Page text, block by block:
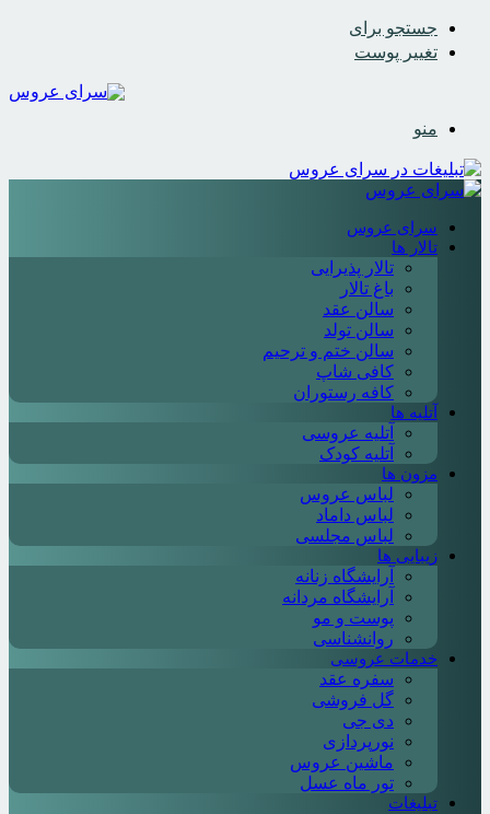
جستجو برای
تغییر پوست
منو
سرای عروس
تالار ها
تالار پذیرایی
باغ تالار
سالن عقد
سالن تولد
سالن ختم و ترحیم
کافی شاپ
کافه رستوران
آتلیه ها
آتلیه عروسی
آتلیه کودک
مزون ها
لباس عروس
لباس داماد
لباس مجلسی
زیبایی ها
آرایشگاه زنانه
آرایشگاه مردانه
پوست و مو
روانشناسی
خدمات عروسی
سفره عقد
گل فروشی
دی جی
نورپردازی
ماشین عروس
تور ماه عسل
تبلیغات